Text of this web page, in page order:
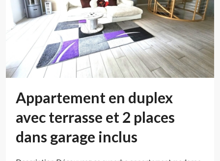
Appartement en duplex
avec terrasse et 2 places
dans garage inclus